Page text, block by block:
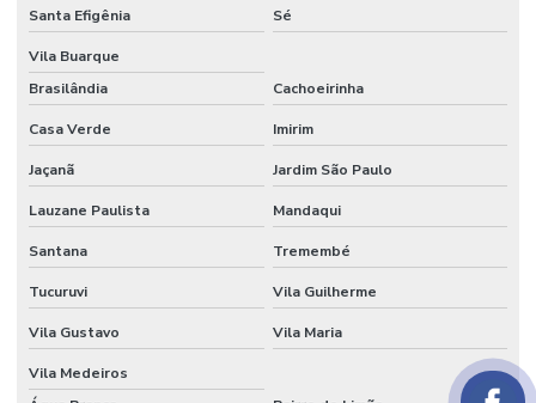
Papel seda atacado
Papel seda branco
Papel de seda colorido
Papel seda dourado
Papel veludo
Papel veludo onde comprar
Papel veludo valor
Preço do tecido veludo
Preço do veludo por metro
Santa Efigênia Sé
Vila Buarque
Brasilândia
Cachoeirinha
Casa Verde Imirim
Jaçanã Jardim São Paulo
Lauzane Paulista Mandaqui
Santana Tremembé
Tucuruvi Vila Guilherme
Vila Gustavo Vila Maria
Vila Medeiros